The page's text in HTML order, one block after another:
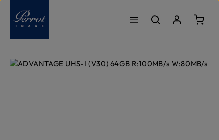
Zum Hauptinhalt springen
Bildergalerie überspringen